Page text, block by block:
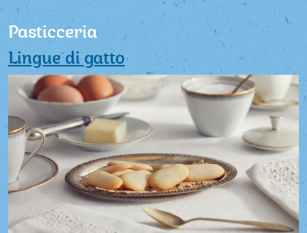
Pasticceria
Lingue di gatto